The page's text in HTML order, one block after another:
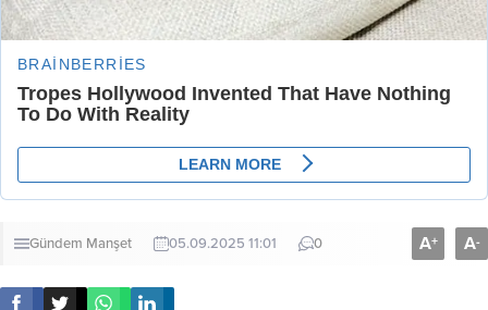
Gündem Manşet 05.09.2025 11:01 0 A+ A-